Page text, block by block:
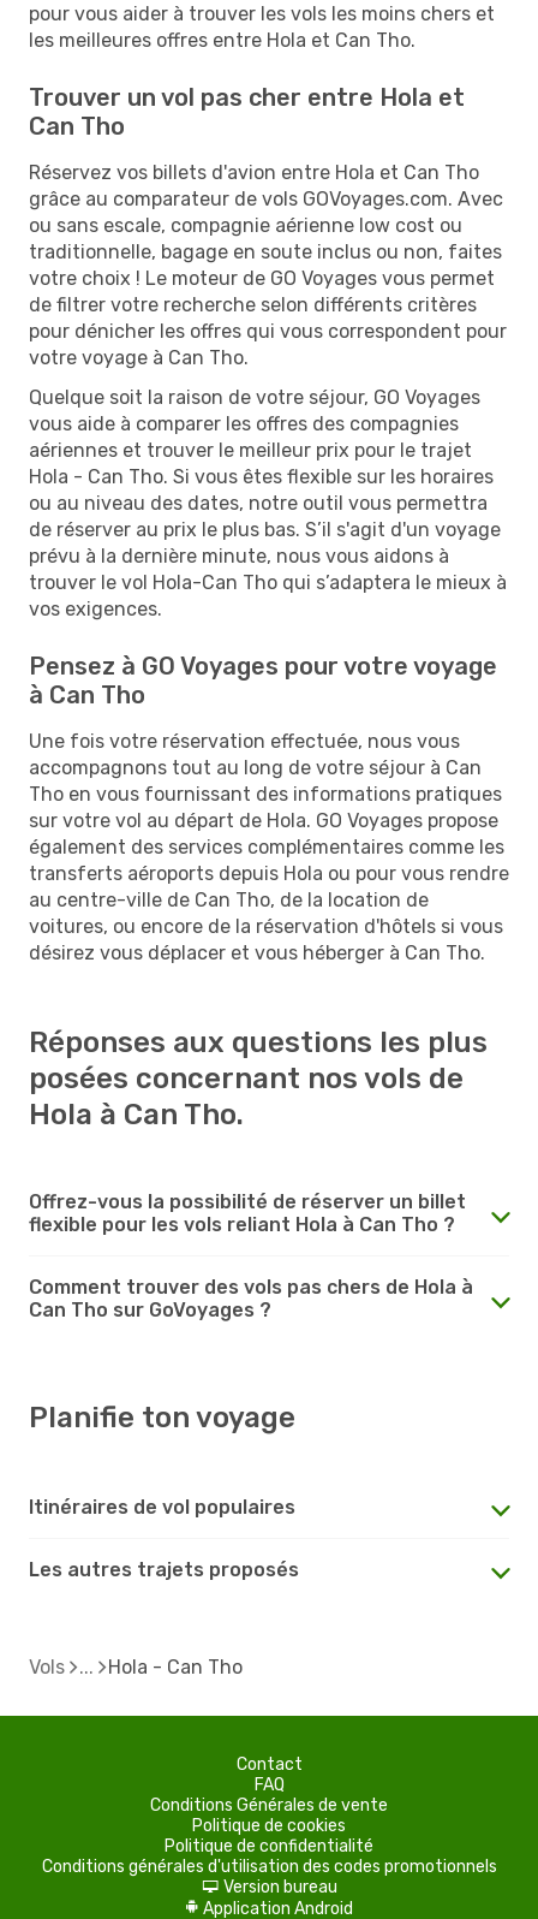
pour vous aider à trouver les vols les moins chers et
les meilleures offres entre Hola et Can Tho.
Trouver un vol pas cher entre Hola et
Can Tho
Réservez vos billets d'avion entre Hola et Can Tho
grâce au comparateur de vols GOVoyages.com. Avec
ou sans escale, compagnie aérienne low cost ou
traditionnelle, bagage en soute inclus ou non, faites
votre choix ! Le moteur de GO Voyages vous permet
de filtrer votre recherche selon différents critères
pour dénicher les offres qui vous correspondent pour
votre voyage à Can Tho.
Quelque soit la raison de votre séjour, GO Voyages
vous aide à comparer les offres des compagnies
aériennes et trouver le meilleur prix pour le trajet
Hola - Can Tho. Si vous êtes flexible sur les horaires
ou au niveau des dates, notre outil vous permettra
de réserver au prix le plus bas. S’il s'agit d'un voyage
prévu à la dernière minute, nous vous aidons à
trouver le vol Hola-Can Tho qui s’adaptera le mieux à
vos exigences.
Pensez à GO Voyages pour votre voyage
à Can Tho
Une fois votre réservation effectuée, nous vous
accompagnons tout au long de votre séjour à Can
Tho en vous fournissant des informations pratiques
sur votre vol au départ de Hola. GO Voyages propose
également des services complémentaires comme les
transferts aéroports depuis Hola ou pour vous rendre
au centre-ville de Can Tho, de la location de
voitures, ou encore de la réservation d'hôtels si vous
désirez vous déplacer et vous héberger à Can Tho.
Réponses aux questions les plus
posées concernant nos vols de
Hola à Can Tho.
Offrez-vous la possibilité de réserver un billet
flexible pour les vols reliant Hola à Can Tho ?
Comment trouver des vols pas chers de Hola à
Can Tho sur GoVoyages ?
Planifie ton voyage
Itinéraires de vol populaires
Les autres trajets proposés
Vols Hola - Can Tho
Contact
FAQ
Conditions Générales de vente
Politique de cookies
Politique de confidentialité
Conditions générales d'utilisation des codes promotionnels
d Version bureau
A Application Android